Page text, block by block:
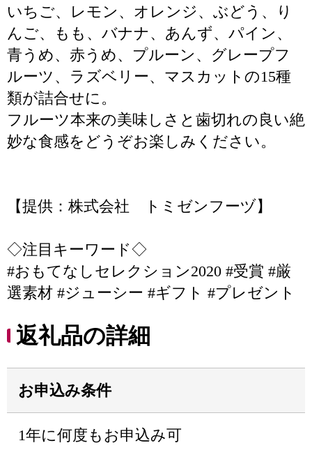
いちご、レモン、オレンジ、ぶどう、り
んご、もも、バナナ、あんず、パイン、
青うめ、赤うめ、プルーン、グレープフ
ルーツ、ラズベリー、マスカットの15種
類が詰合せに。
フルーツ本来の美味しさと歯切れの良い絶
妙な食感をどうぞお楽しみください。
【提供：株式会社 トミゼンフーヅ】
◇注目キーワード◇
#おもてなしセレクション2020 #受賞 #厳
選素材 #ジューシー #ギフト #プレゼント
返礼品の詳細
お申込み条件
1年に何度もお申込み可